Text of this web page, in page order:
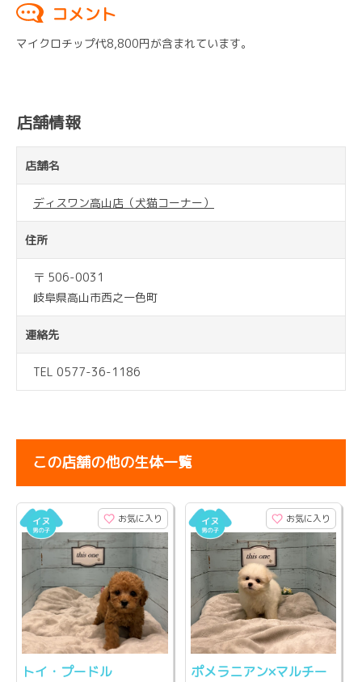
コメント
マイクロチップ代8,800円が含まれています。
店舗情報
店舗名
ディスワン高山店（犬猫コーナー）
住所
〒 506-0031
岐阜県高山市西之一色町
連絡先
TEL 0577-36-1186
この店舗の他の生体一覧
お気に入り
トイ・プードル
お気に入り
ポメラニアン×マルチー